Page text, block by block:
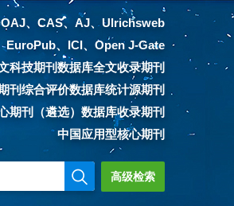
、CAS、AJ、Ulrichsweb
EuroPub、ICI、Open J-Gate
科技期刊数据库全文收录期刊
刊综合评价数据库统计源期刊
期刊（遴选）数据库收录期刊
中国应用型核心期刊
高级检索